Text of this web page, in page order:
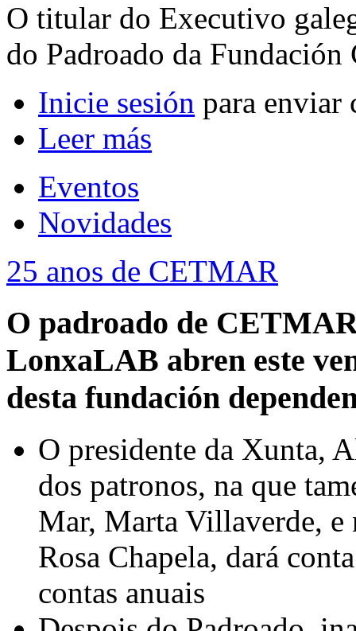
O titular do Executivo
do Padroado da
Inicie sesión para enviar
Leer más
Eventos
Novidades
25 anos de CETMAR
O padroado de
LonxaLAB abren este
desta fundación
O presidente da Xunta,
dos patronos, na que
Mar, Marta Villaverde, e
Rosa Chapela, dará
contas anuais